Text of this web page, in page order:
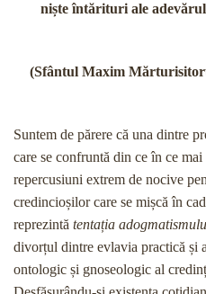
niște întărituri ale
(Sfântul Maxim
Suntem de părere că una dintre
care se confruntă din ce în ce
repercusiuni extrem de nocive
credincioșilor care se mișcă în
reprezintă tentația
divorțul dintre evlavia practică și
ontologic și gnoseologic al